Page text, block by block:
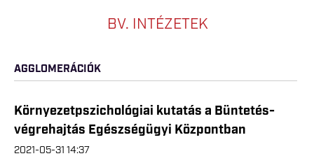
BV. INTÉZETEK
AGGLOMERÁCIÓK
Környezetpszichológiai kutatás a Büntetés-
végrehajtás Egészségügyi Központban
2021-05-31 14:37